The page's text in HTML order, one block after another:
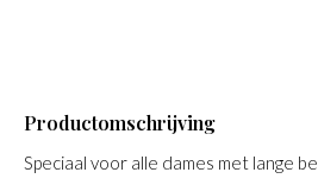
Productomschrijving
Speciaal voor alle dames met lange